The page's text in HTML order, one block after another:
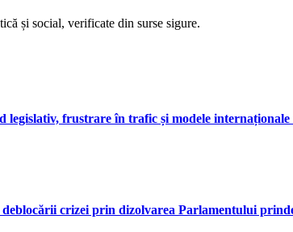
și social, verificate din surse sigure.
frustrare în trafic și modele internaționale
crizei prin dizolvarea Parlamentului